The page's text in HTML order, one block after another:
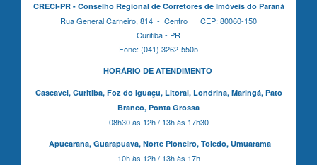
CRECI-PR - Conselho Regional de Corretores de Imóveis do Paraná
Rua General Carneiro, 814 - Centro | CEP: 80060-150
Curitiba - PR
Fone: (041) 3262-5505
HORÁRIO DE ATENDIMENTO
Cascavel, Curitiba,Foz do Iguaçu, Litoral, Londrina, Maringá, Pato
Branco, Ponta Grossa
08h30 às 12h / 13h às 17h30
Apucarana, Guarapuava, Norte Pioneiro, Toledo, Umuarama
10h às 12h / 13h às 17h